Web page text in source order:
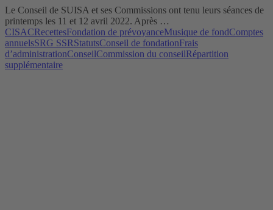
Le Conseil de SUISA et ses Commissions ont tenu leurs séances de
printemps les 11 et 12 avril 2022. Après …
CISACRecettesFondation de prévoyanceMusique de fondComptes
annuelsSRG SSRStatutsConseil de fondationFrais
d’administrationConseilCommission du conseilRépartition
supplémentaire